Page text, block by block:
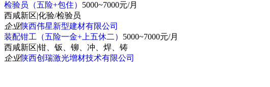
检验员（五险+包住） 5000~7000元/月
西咸新区|化验/检验员
企业陕西伟星新型建材有限公司
装配钳工（五险一金+上五休二） 5000~7000元/月
西咸新区|钳、钣、铆、冲、焊、铸
企业陕西创瑞激光增材技术有限公司